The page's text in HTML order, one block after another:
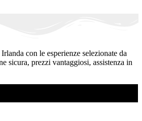
con le esperienze selezionate da
sicura, prezzi vantaggiosi, assistenza in